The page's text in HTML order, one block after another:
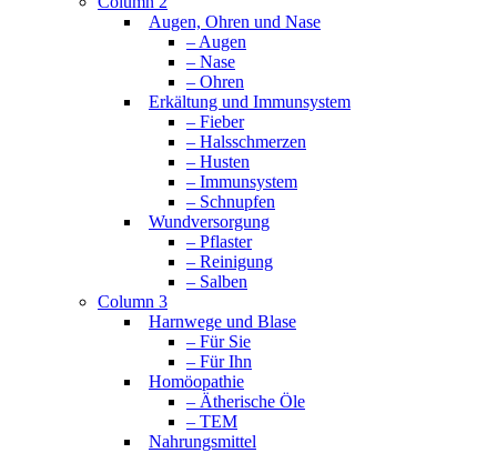
Augen, Ohren und Nase
– Augen
– Nase
– Ohren
Erkältung und Immunsystem
– Fieber
– Halsschmerzen
– Husten
– Immunsystem
– Schnupfen
Wundversorgung
– Pflaster
– Reinigung
– Salben
Column 3
Harnwege und Blase
– Für Sie
– Für Ihn
Homöopathie
– Ätherische Öle
– TEM
Nahrungsmittel